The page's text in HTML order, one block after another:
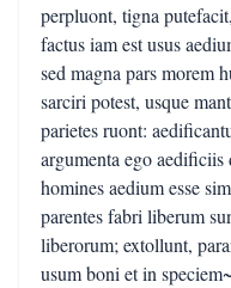
perpluont, tigna
factus iam est usus
sed magna pars morem
sarciri potest, usque
parietes ruont:
argumenta ego
homines aedium esse
parentes fabri liberum
liberorum; extollunt,
usum boni et in